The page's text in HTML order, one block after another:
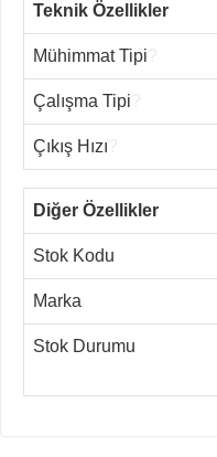
Teknik Özellikler
Mühimmat Tipi
Çalışma Tipi
Çıkış Hızı
Diğer Özellikler
Stok Kodu
Marka
Stok Durumu